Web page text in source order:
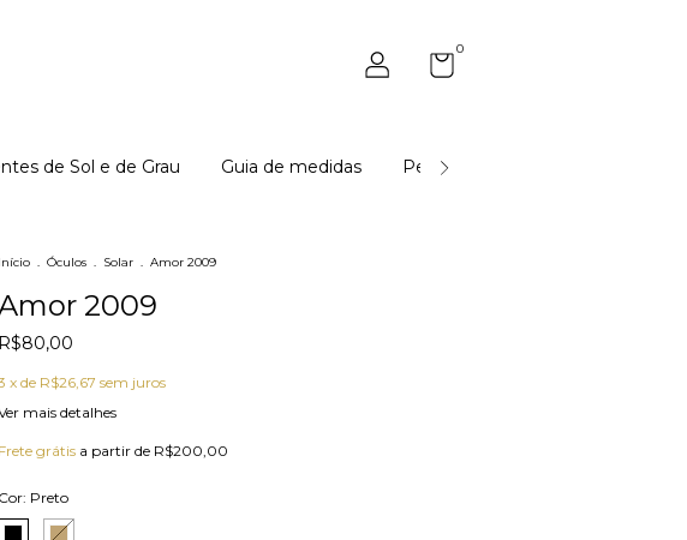
0
de Sol e de Grau Guia de medidas Perguntas Frequentes - Dúvidas
Início . Óculos . Solar . Amor 2009
2009
R$80,00
x de R$26,67 sem juros
mais detalhes
Frete grátis a partir de R$200,00
Cor: Preto